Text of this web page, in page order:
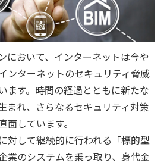
において、インターネットは今や
ンターネットのセキュリティ脅威
ます。時間の経過とともに新たな
まれ、さらなるセキュリティ対策
しています。
対して継続的に行われる「標的型
業のシステムを乗っ取り、身代金